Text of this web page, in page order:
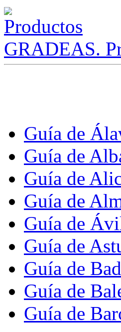
GRADEAS.
Guía de
Guía de
Guía de
Guía de
Guía de
Guía de
Guía de
Guía de
Guía de